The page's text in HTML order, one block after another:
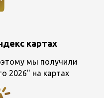
картах
мы получили
2026" на картах